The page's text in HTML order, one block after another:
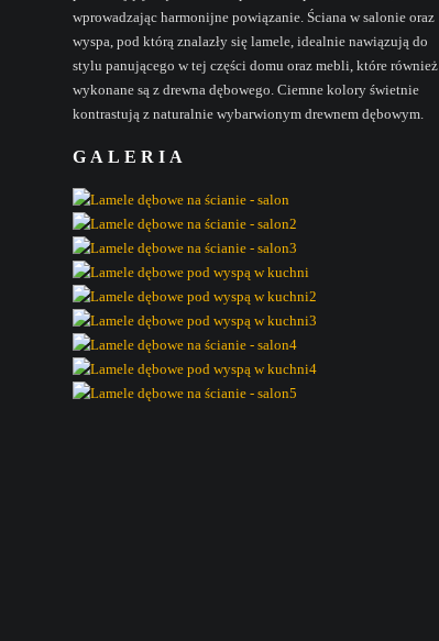
wprowadzając harmonijne powiązanie. Ściana w salonie oraz
wyspa, pod którą znalazły się lamele, idealnie nawiązują do
stylu panującego w tej części domu oraz mebli, które również
wykonane są z drewna dębowego. Ciemne kolory świetnie
kontrastują z naturalnie wybarwionym drewnem dębowym.
GALERIA